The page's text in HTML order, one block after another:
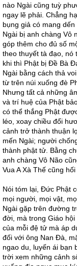
nào Ngài cũng tuỳ
ngay lẽ phải. Chẳng
bụng giả có mang
Ngài bị anh chàng Vô
góp thêm cho đủ số
theo thuyết tà đạo, nó
khi thì Phật bị Ðề Bà
Ngài bằng cách thả
từ trên núi xuống đè
Nhưng tất cả những
và trí huệ của Phật
có thể thắng Phật
léo, xoay chiều đổi
cảnh trở thành thuận
mến Ngài; người
thành phật tử. Bằng
anh chàng Vô Não
Vua A Xà Thế cũng
Nói tóm lại, Ðức Phật
mọi người, mọi vật,
Ngài gặp trên đường
đời, mà trong Giáo
của mỗi đệ tử mà áp
đối với ông Nan Ðà,
ngao du, luyến ái bạn
trời xem những cảnh